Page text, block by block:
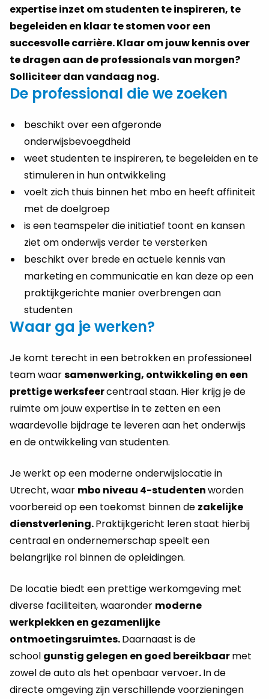
expertise inzet om studenten te inspireren, te
begeleiden en klaar te stomen voor een
succesvolle carrière. Klaar om jouw kennis over
te dragen aan de professionals van morgen?
Solliciteer dan vandaag nog.
De professional die we zoeken
beschikt over een afgeronde
onderwijsbevoegdheid
weet studenten te inspireren, te begeleiden en te
stimuleren in hun ontwikkeling
voelt zich thuis binnen het mbo en heeft affiniteit
met de doelgroep
is een teamspeler die initiatief toont en kansen
ziet om onderwijs verder te versterken
beschikt over brede en actuele kennis van
marketing en communicatie en kan deze op een
praktijkgerichte manier overbrengen aan
studenten
Waar ga je werken?
Je komt terecht in een betrokken en professioneel
team waarsamenwerking, ontwikkeling en een
prettige werksfeercentraal staan. Hier krijg je de
ruimte om jouw expertise in te zetten en een
waardevolle bijdrage te leveren aan het onderwijs
en de ontwikkeling van studenten.
Je werkt op een moderne onderwijslocatie in
Utrecht, waar mbo niveau 4-studentenworden
voorbereid op een toekomst binnen de zakelijke
dienstverlening.Praktijkgericht leren staat hierbij
centraal en ondernemerschap speelt een
belangrijke rol binnen de opleidingen.
De locatie biedt een prettige werkomgeving met
diverse faciliteiten, waaronder moderne
werkplekken en gezamenlijke
ontmoetingsruimtes.Daarnaast is de
school gunstig gelegen en goed bereikbaarmet
zowel de auto als het openbaar vervoer.In de
directe omgeving zijn verschillende voorzieningen